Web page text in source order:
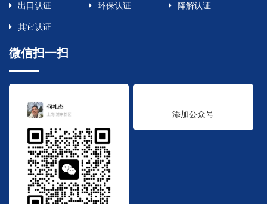
出口认证 环保认证 降解认证
其它认证
微信扫一扫
添加公众号